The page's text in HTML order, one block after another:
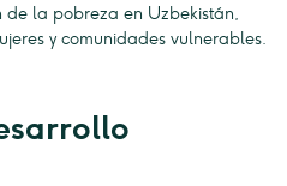
de la pobreza en Uzbekistán,
y comunidades vulnerables.